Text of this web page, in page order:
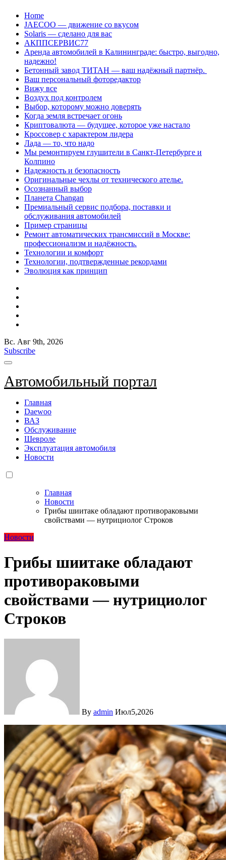
Перейти
содержанию
Home
JAECOO — движение со вкусом
Solaris — сделано для вас
АКППСЕРВИС77
Аренда автомобилей в Калининграде: быстро, выгодно,
надежно!
Бетонный завод ТИТАН — ваш надёжный партнёр.
Ваш персональный фоторедактор
Вижу все
Воздух под контролем
Выбор, которому можно доверять
Когда земля встречает огонь
Криптовалюта — будущее, которое уже настало
Кроссовер с характером лидера
Лада — то, что надо
Мы ремонтируем глушители в Санкт-Петербурге и
Колпино
Надежность и безопасность
Оригинальные чехлы от технического ателье.
Осознанный выбор
Планета Changan
Премиальный сервис подбора, поставки и
обслуживания автомобилей
Пример страницы
Ремонт автоматических трансмиссий в Москве:
профессионализм и надёжность.
Технологии и комфорт
Технологии, подтвержденные рекордами
Эволюция как принцип
Вс. Авг 9th, 2026
Subscribe
Автомобильный портал
Главная
Daewoo
ВАЗ
Обслуживание
Шевроле
Эксплуатация автомобиля
Новости
Главная
Новости
Грибы шиитаке обладают противораковыми
свойствами — нутрициолог Строков
Новости
Грибы шиитаке обладают
противораковыми
свойствами — нутрициолог
Строков
By admin Июл5,2026